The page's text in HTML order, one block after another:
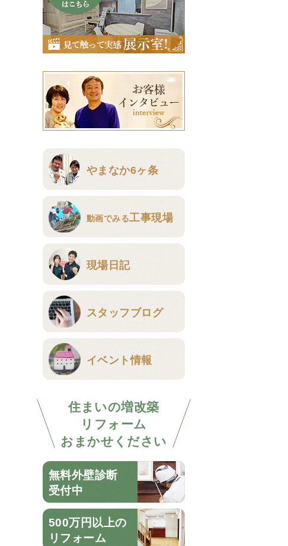
やまなか6ヶ条
動画でみる工事現場
現場日記
スタッフブログ
イベント情報
住まいの増改築
リフォーム
おまかせください
無料外壁診断
受付中
500万円以上の
リフォーム